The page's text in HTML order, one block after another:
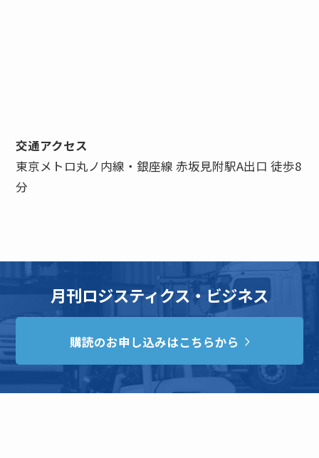
交通アクセス
東京メトロ丸ノ内線・銀座線 赤坂見附駅A出口 徒歩8
分
月刊ロジスティクス・ビジネス
購読のお申し込みはこちらから